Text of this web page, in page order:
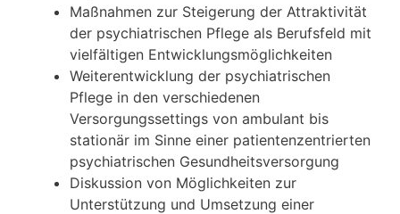
Maßnahmen zur Steigerung der Attraktivität
der psychiatrischen Pflege als Berufsfeld mit
vielfältigen Entwicklungsmöglichkeiten
Weiterentwicklung der psychiatrischen
Pflege in den verschiedenen
Versorgungssettings von ambulant bis
stationär im Sinne einer patientenzentrierten
psychiatrischen Gesundheitsversorgung
Diskussion von Möglichkeiten zur
Unterstützung und Umsetzung einer